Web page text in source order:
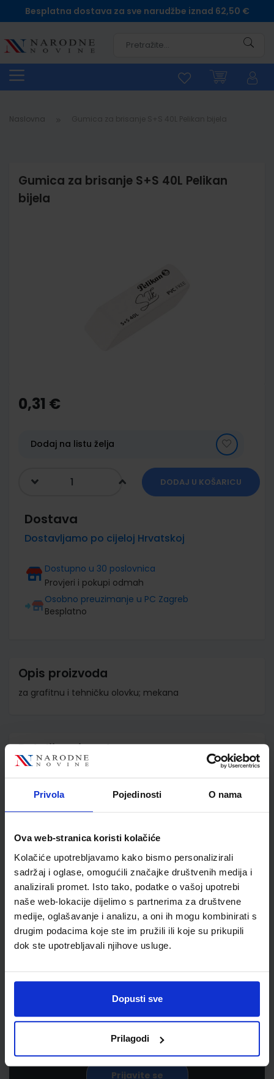
Privola Pojedinosti O nama
Ova web-stranica koristi kolačiće
Kolačiće upotrebljavamo kako bismo personalizirali
sadržaj i oglase, omogućili značajke društvenih medija i
analizirali promet. Isto tako, podatke o vašoj upotrebi
naše web-lokacije dijelimo s partnerima za društvene
medije, oglašavanje i analizu, a oni ih mogu kombinirati s
drugim podacima koje ste im pružili ili koje su prikupili
dok ste upotrebljavali njihove usluge.
Dopusti sve
Prilagodi
Besplatna dostava za sve narudžbe iznad 62,50 €
Naslovna
Gumica za brisanje S+S 40L Pelikan
bijela
the
beginning
gallery
0,31 €
Dodaj na listu želja
DODAJ U KOŠARICU
Dostava
Dostavljamo po cijeloj Hrvatskoj
Dostupno u 30 poslovnica
Provjeri i pokupi odmah
Osobno preuzimanje u PC Zagreb
Besplatno
Opis proizvoda
za grafitnu i tehničku olovku; mekana
Detalji proizvoda
Šifra proizvoda
Newsletter prijava
Prijavite se kako bi primali informacije o novim
proizvodima i uslugama, akcijama i drugim
pogodnostima